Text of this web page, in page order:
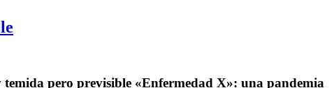
temida pero previsible «Enfermedad X»: una pandemia